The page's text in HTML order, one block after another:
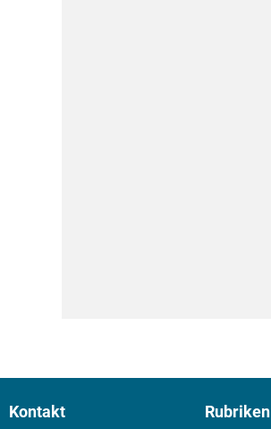
Kontakt Rubriken